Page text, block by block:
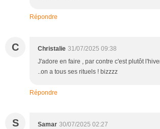
Répondre
C Christalie 31/07/2025 09:38
J'adore en faire , par contre c'est plutôt
..on a tous ses rituels ! bizzzz
Répondre
S Samar 30/07/2025 02:27